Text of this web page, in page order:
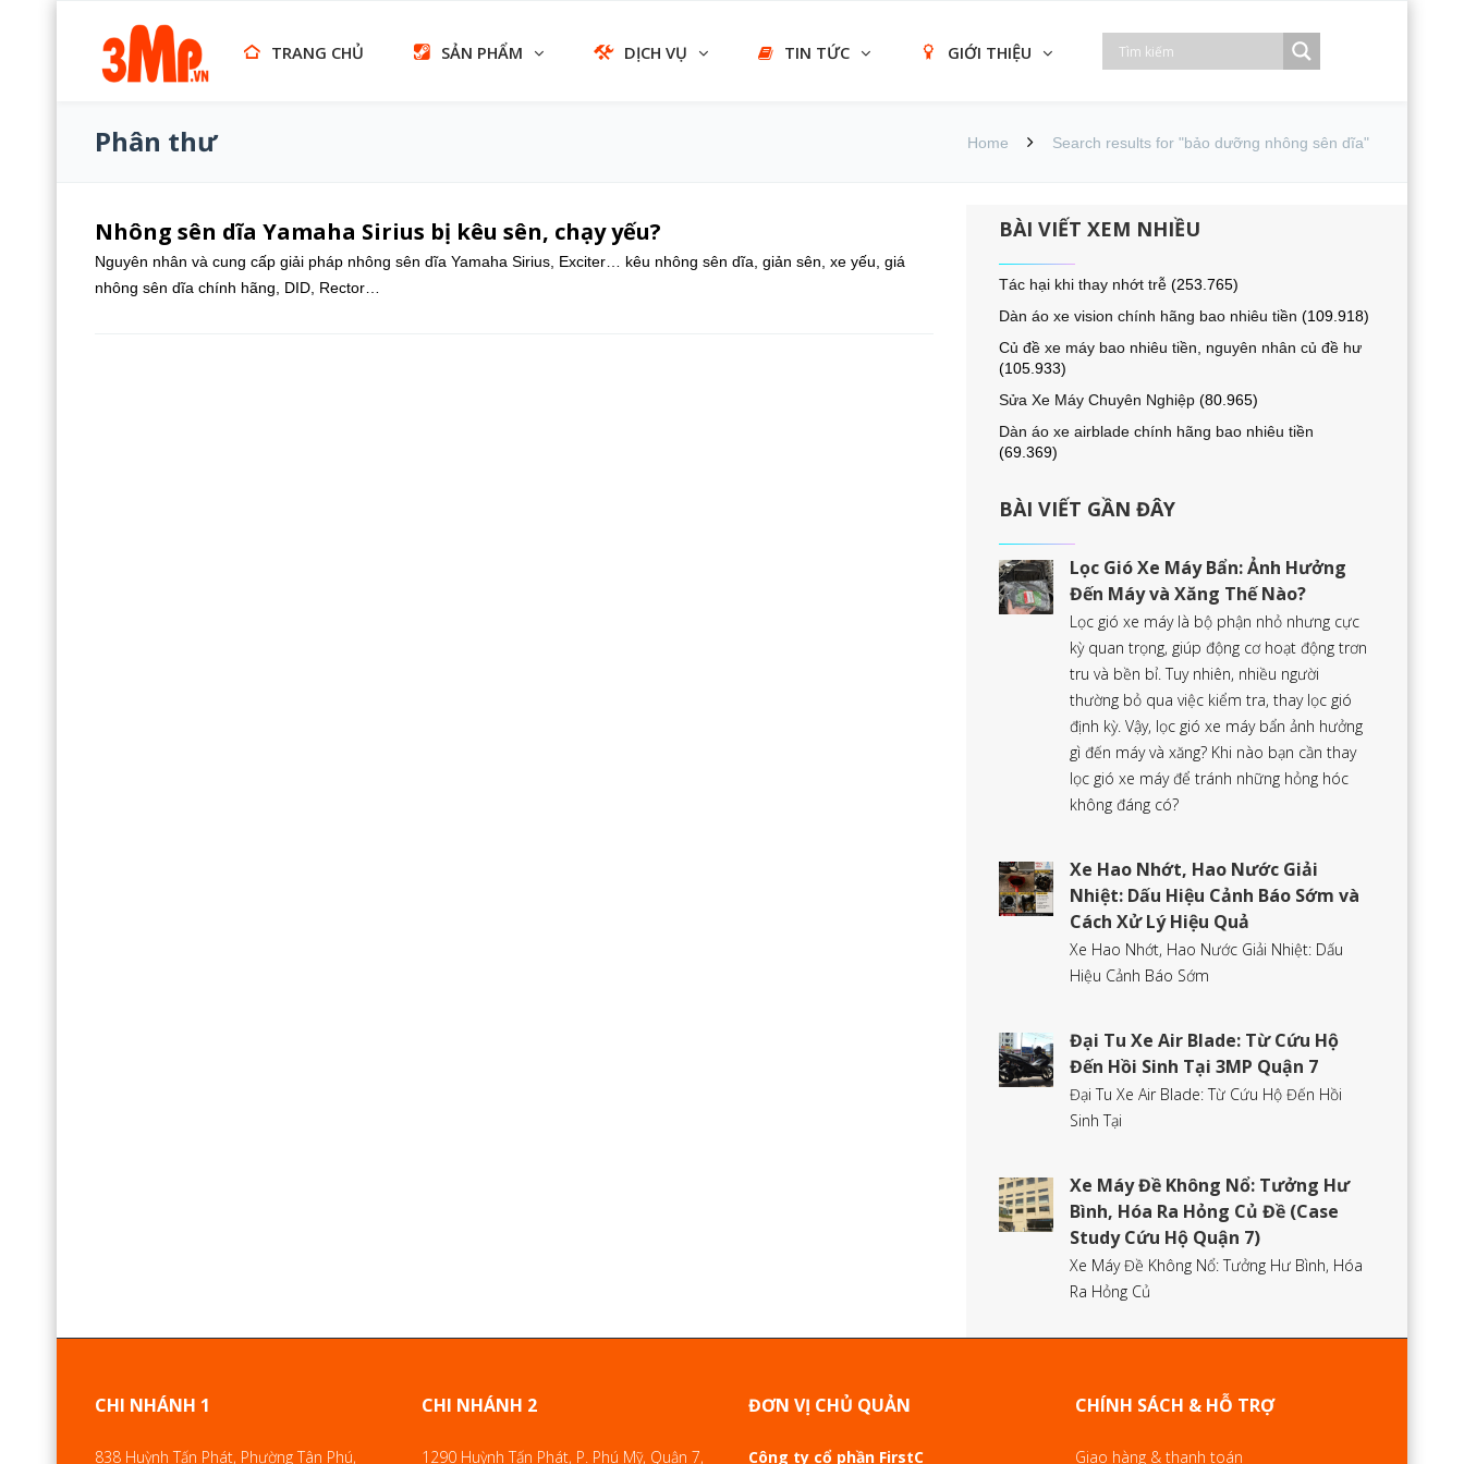
TRANG CHỦ SẢN PHẨM DỊCH VỤ TIN TỨC GIỚI THIỆU
Phân thư Home Search results for "bảo dưỡng nhông sên dĩa"
Nhông sên dĩa Yamaha Sirius bị kêu sên, chạy yếu?
Nguyên nhân và cung cấp giải pháp nhông sên dĩa Yamaha Sirius, Exciter… kêu nhông sên dĩa, giản sên, xe yếu, giá
nhông sên dĩa chính hãng, DID, Rector…
BÀI VIẾT XEM NHIỀU
Tác hại khi thay nhớt trễ (253.765)
Dàn áo xe vision chính hãng bao nhiêu tiền (109.918)
Củ đề xe máy bao nhiêu tiền, nguyên nhân củ đề hư
(105.933)
Sửa Xe Máy Chuyên Nghiệp (80.965)
Dàn áo xe airblade chính hãng bao nhiêu tiền
(69.369)
BÀI VIẾT GẦN ĐÂY
Lọc Gió Xe Máy Bẩn: Ảnh Hưởng
Đến Máy và Xăng Thế Nào?
Lọc gió xe máy là bộ phận nhỏ nhưng cực
kỳ quan trọng, giúp động cơ hoạt động trơn
tru và bền bỉ. Tuy nhiên, nhiều người
thường bỏ qua việc kiểm tra, thay lọc gió
định kỳ. Vậy, lọc gió xe máy bẩn ảnh hưởng
gì đến máy và xăng? Khi nào bạn cần thay
lọc gió xe máy để tránh những hỏng hóc
không đáng có?
Xe Hao Nhớt, Hao Nước Giải
Nhiệt: Dấu Hiệu Cảnh Báo Sớm và
Cách Xử Lý Hiệu Quả
Xe Hao Nhớt, Hao Nước Giải Nhiệt: Dấu
Hiệu Cảnh Báo Sớm
Đại Tu Xe Air Blade: Từ Cứu Hộ
Đến Hồi Sinh Tại 3MP Quận 7
Đại Tu Xe Air Blade: Từ Cứu Hộ Đến Hồi
Sinh Tại
Xe Máy Đề Không Nổ: Tưởng Hư
Bình, Hóa Ra Hỏng Củ Đề (Case
Study Cứu Hộ Quận 7)
Xe Máy Đề Không Nổ: Tưởng Hư Bình, Hóa
Ra Hỏng Củ
CHI NHÁNH 1
838 Huỳnh Tấn Phát, Phường Tân Phú,
CHI NHÁNH 2
1290 Huỳnh Tấn Phát, P. Phú Mỹ, Quận 7,
ĐƠN VỊ CHỦ QUẢN
Công ty cổ phần FirstC
CHÍNH SÁCH & HỖ TRỢ
Giao hàng & thanh toán